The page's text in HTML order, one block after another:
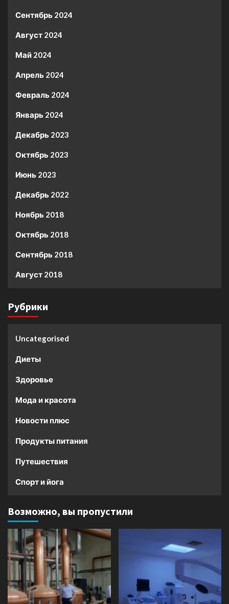
Сентябрь 2024
Август 2024
Май 2024
Апрель 2024
Февраль 2024
Январь 2024
Декабрь 2023
Октябрь 2023
Июнь 2023
Декабрь 2022
Ноябрь 2018
Октябрь 2018
Сентябрь 2018
Август 2018
Рубрики
Uncategorised
Диеты
Здоровье
Мода и красота
Новости плюс
Продукты питания
Путешествия
Спорт и йога
Возможно, вы пропустили